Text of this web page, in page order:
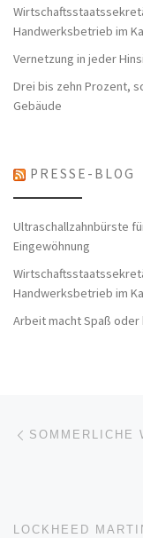
Handwerksbetrieb im
Vernetzung in jeder
Drei bis zehn Prozent,
Gebäude
PRESSE-BLOG
Ultraschallzahnbürste
Eingewöhnung
Handwerksbetrieb im
Arbeit macht Spaß oder